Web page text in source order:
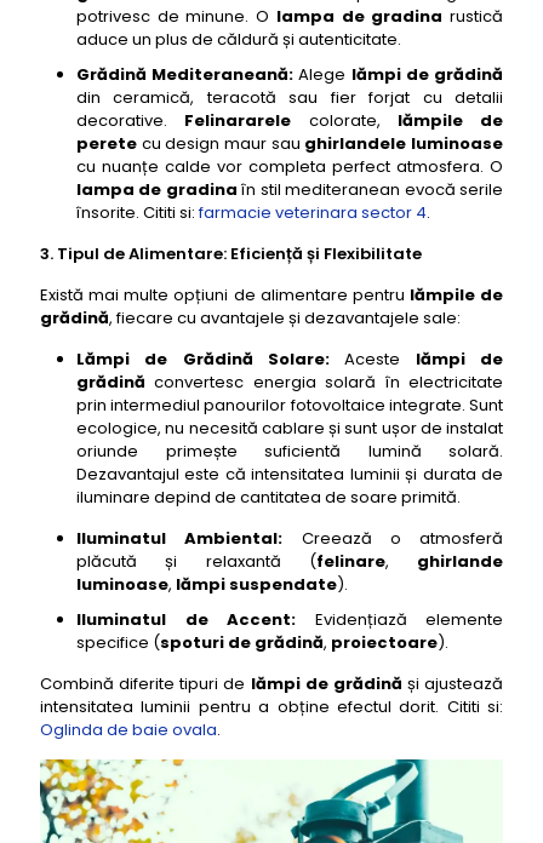
potrivesc de minune. O lampa de gradina rustică
aduce un plus de căldură și autenticitate.
Grădină Mediteraneană: Alege lămpi de grădină
din ceramică, teracotă sau fier forjat cu detalii
decorative. Felinararele colorate, lămpile de
perete cu design maur sau ghirlandele luminoase
cu nuanțe calde vor completa perfect atmosfera. O
lampa de gradina în stil mediteranean evocă serile
însorite. Cititi si:farmacie veterinara sector 4.
3. Tipul de Alimentare: Eficiență și Flexibilitate
Există mai multe opțiuni de alimentare pentru lămpile de
grădină, fiecare cu avantajele și dezavantajele sale:
Lămpi de Grădină Solare: Aceste lămpi de
grădină convertesc energia solară în electricitate
prin intermediul panourilor fotovoltaice integrate. Sunt
ecologice, nu necesită cablare și sunt ușor de instalat
oriunde primește suficientă lumină solară.
Dezavantajul este că intensitatea luminii și durata de
iluminare depind de cantitatea de soare primită.
Iluminatul Ambiental: Creează o atmosferă
plăcută și relaxantă (felinare, ghirlande
luminoase, lămpi suspendate).
Iluminatul de Accent: Evidențiază elemente
specifice (spoturi de grădină, proiectoare).
Combină diferite tipuri de lămpi de grădină și ajustează
intensitatea luminii pentru a obține efectul dorit. Cititi si:
Oglinda de baie ovala.